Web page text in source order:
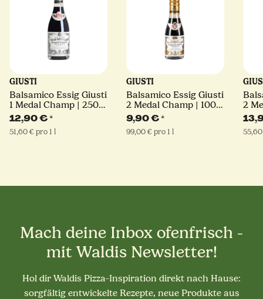
GIUSTI
Balsamico Essig Giusti
1 Medal Champ | 250
ml | Giuseppe Giusti
12,90 €*
51,60 € pro 1 l
GIUSTI
Balsamico Essig Giusti
2 Medal Champ | 100
ml | Giuseppe Giusti
9,90 €*
99,00 € pro 1 l
2
ml |
Mach deine Inbox ofenfrisch -
mit Waldis Newsletter!
Hol dir Waldis Pizza-Inspiration direkt nach Hause:
sorgfältig entwickelte Rezepte, neue Produkte aus